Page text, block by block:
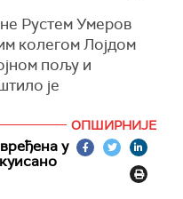
Рустем Умеров
колегом Лојдом
пољу и
је
Остину на
подршци од
у пуном обиму",
ОПШИРНИЈЕ
у